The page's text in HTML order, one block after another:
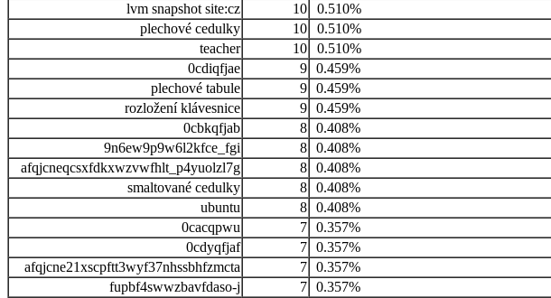
lvm snapshot site:cz
10
0.510%
plechové cedulky
10
0.510%
teacher
10
0.510%
0cdiqfjae
9 0.459%
plechové tabule
9 0.459%
rozložení klávesnice
9 0.459%
0cbkqfjab
8 0.408%
9n6ew9p9w6l2kfce_fgi
8 0.408%
afqjcneqcsxfdkxwzvwfhlt_p4yuolzl7g
8 0.408%
smaltované cedulky
8 0.408%
ubuntu
8 0.408%
0cacqpwu
7 0.357%
0cdyqfjaf
7 0.357%
afqjcne21xscpftt3wyf37nhssbhfzmcta
7 0.357%
fupbf4swwzbavfdaso-j
7 0.357%